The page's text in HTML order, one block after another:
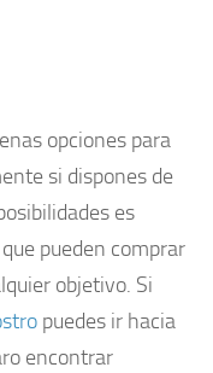
opciones para
si dispones de
es
pueden comprar
objetivo. Si
puedes ir hacia
encontrar